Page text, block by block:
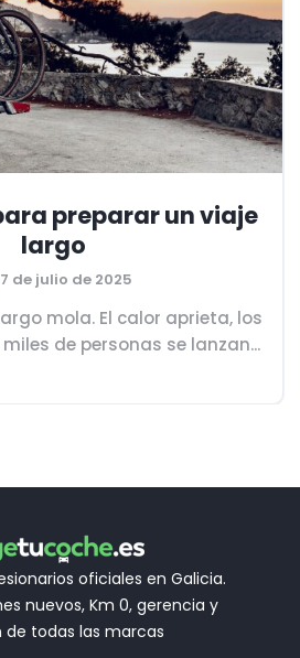
preparar un viaje
largo
de julio de 2025
mola. El calor aprieta, los
de personas se lanzan...
oficiales en Galicia.
nuevos, Km 0, gerencia y
de todas las marcas